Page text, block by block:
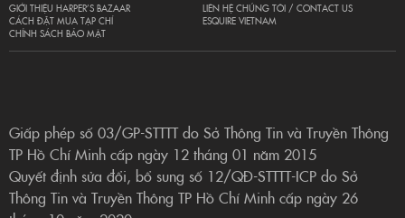
GIỚI THIỆU HARPER’S BAZAAR
CÁCH ĐẶT MUA TẠP CHÍ
CHÍNH SÁCH BẢO MẬT
LIÊN HỆ CHÚNG TÔI / CONTACT US
ESQUIRE VIETNAM
Giấp phép số 03/GP-STTTT do Sở Thông Tin và Truyền Thông
TP Hồ Chí Minh cấp ngày 12 tháng 01 năm 2015
Quyết định sửa đổi, bổ sung số 12/QĐ-STTTT-ICP do Sở
Thông Tin và Truyền Thông TP Hồ Chí Minh cấp ngày 26